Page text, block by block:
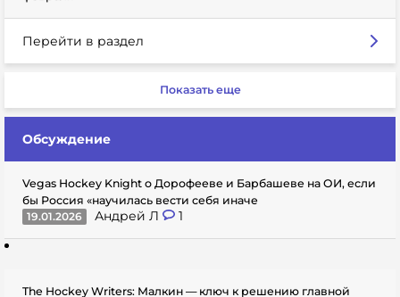
Перейти в раздел
Показать еще
Обсуждение
Vegas Hockey Knight о Дорофееве и Барбашеве на ОИ, если
бы Россия «научилась вести себя иначе
19.01.2026
Андрей Л 1
The Hockey Writers: Малкин — ключ к решению главной